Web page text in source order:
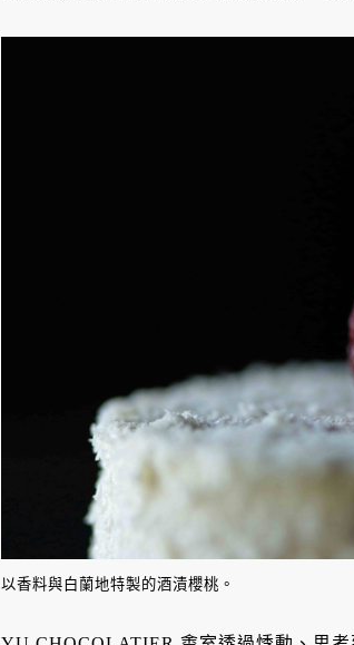
以香料與白蘭地特製的酒漬櫻桃。